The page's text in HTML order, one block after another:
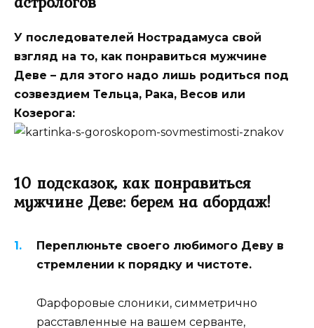
У последователей Нострадамуса свой
взгляд на то, как понравиться мужчине
Деве – для этого надо лишь родиться под
созвездием Тельца, Рака, Весов или
Козерога:
10 подсказок, как понравиться
мужчине Деве: берем на абордаж!
Переплюньте своего любимого Деву в
стремлении к порядку и чистоте.
Фарфоровые слоники, симметрично
расставленные на вашем серванте,